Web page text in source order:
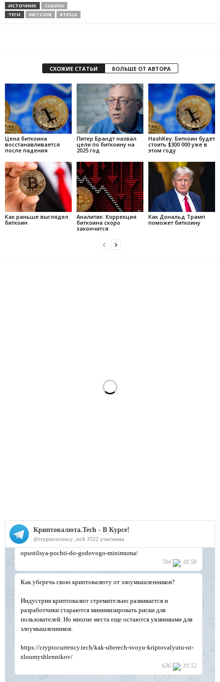
ИСТОЧНИК
ССЫЛКА
ТЕГИ
#BITCOIN #TESLA
СХОЖИЕ СТАТЬИ БОЛЬШЕ ОТ АВТОРА
Цена биткоина
восстанавливается
после падения
Питер Брандт назвал
цели по биткоину на
2025 год
HashKey: Биткоин будет
стоить $300 000 уже в
этом году
Как раньше выглядел
биткоин
Аналитик: Коррекция
биткоина скоро
закончится
Как Дональд Трамп
поможет биткоину